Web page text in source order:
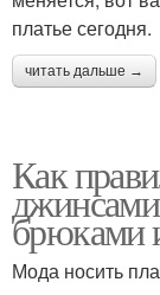
платье сегодня.
читать дальше →
Как
брюками
Мода носить